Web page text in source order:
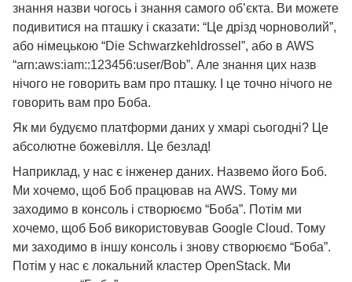
знання назви чогось і знання самого об’єкта. Ви можете
подивитися на пташку і сказати: “Це дрізд чорноволий”,
або німецькою “Die Schwarzkehldrossel”, або в AWS
“arn:aws:iam::123456:user/Bob”. Але знання цих назв
нічого не говорить вам про пташку. І це точно нічого не
говорить вам про Боба.
Як ми будуємо платформи даних у хмарі сьогодні? Це
абсолютне божевілля. Це безлад!
Наприклад, у нас є інженер даних. Назвемо його Боб.
Ми хочемо, щоб Боб працював на AWS. Тому ми
заходимо в консоль і створюємо “Боба”. Потім ми
хочемо, щоб Боб використовував Google Cloud. Тому
ми заходимо в іншу консоль і знову створюємо “Боба”.
Потім у нас є локальний кластер OpenStack. Ми